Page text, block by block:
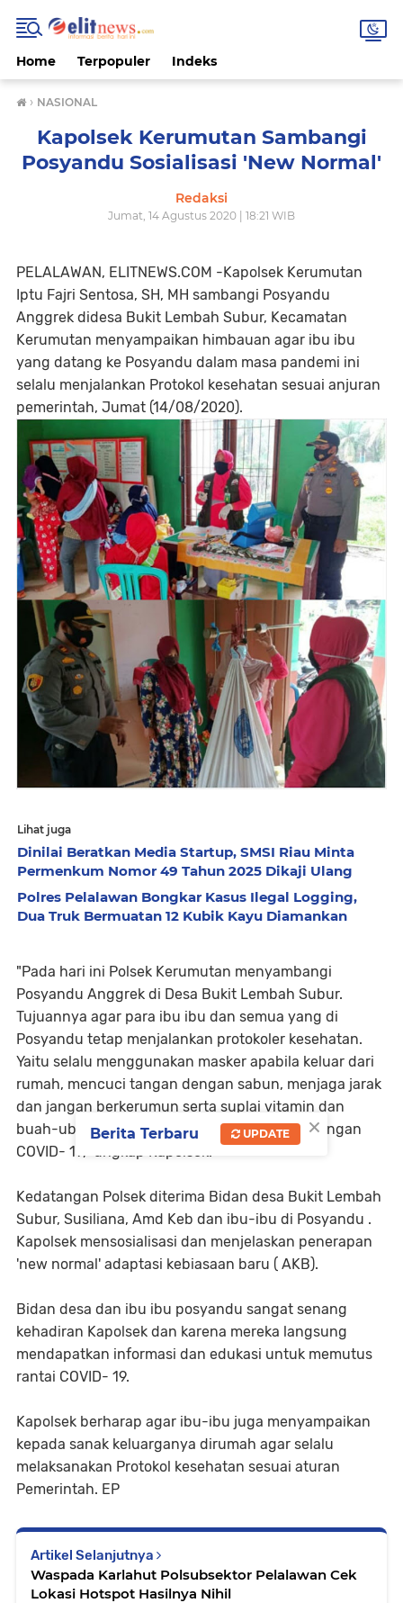
Home Terpopuler Indeks
› NASIONAL
Kapolsek Kerumutan Sambangi
Posyandu Sosialisasi 'New Normal'
Redaksi
Jumat, 14 Agustus 2020 | 18:21 WIB
PELALAWAN, ELITNEWS.COM -Kapolsek Kerumutan
Iptu Fajri Sentosa, SH, MH sambangi Posyandu
Anggrek didesa Bukit Lembah Subur, Kecamatan
Kerumutan menyampaikan himbauan agar ibu ibu
yang datang ke Posyandu dalam masa pandemi ini
selalu menjalankan Protokol kesehatan sesuai anjuran
pemerintah, Jumat (14/08/2020).
Lihat juga
Dinilai Beratkan Media Startup, SMSI Riau Minta
Permenkum Nomor 49 Tahun 2025 Dikaji Ulang
Polres Pelalawan Bongkar Kasus Ilegal Logging,
Dua Truk Bermuatan 12 Kubik Kayu Diamankan
"Pada hari ini Polsek Kerumutan menyambangi
Posyandu Anggrek di Desa Bukit Lembah Subur.
Tujuannya agar para ibu ibu dan semua yang di
Posyandu tetap menjalankan protokoler kesehatan.
Yaitu selalu menggunakan masker apabila keluar dari
rumah, mencuci tangan dengan sabun, menjaga jarak
dan jangan berkerumun serta suplai vitamin dan
buah-ubahan ini berguna untuk memutus jaringan
COVID- 19," ungkap Kapolsek.
Kedatangan Polsek diterima Bidan desa Bukit Lembah
Subur, Susiliana, Amd Keb dan ibu-ibu di Posyandu .
Kapolsek mensosialisasi dan menjelaskan penerapan
'new normal' adaptasi kebiasaan baru ( AKB).
Bidan desa dan ibu ibu posyandu sangat senang
kehadiran Kapolsek dan karena mereka langsung
mendapatkan informasi dan edukasi untuk memutus
rantai COVID- 19.
Kapolsek berharap agar ibu-ibu juga menyampaikan
kepada sanak keluarganya dirumah agar selalu
melaksanakan Protokol kesehatan sesuai aturan
Pemerintah. EP
Artikel Selanjutnya
Waspada Karlahut Polsubsektor Pelalawan Cek
Lokasi Hotspot Hasilnya Nihil
×
Berita Terbaru UPDATE